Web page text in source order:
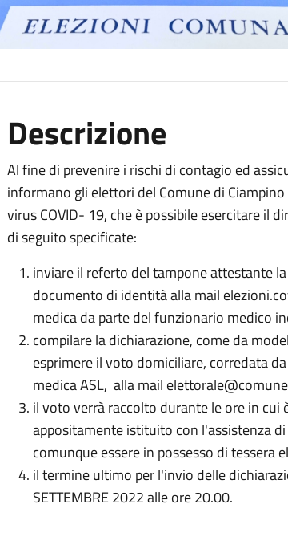
Descrizione
Al fine di prevenire i rischi di contagio ed
informano gli elettori del Comune di
virus COVID- 19, che è possibile esercitare il
di seguito specificate:
inviare il referto del tampone attestante
documento di identità alla mail
medica da parte del funzionario medico
compilare la dichiarazione, come da
esprimere il voto domiciliare, corredata
medica ASL, alla mail
il voto verrà raccolto durante le ore in cui
appositamente istituito con l'assistenza
comunque essere in possesso di
il termine ultimo per l'invio delle
SETTEMBRE 2022 alle ore 20.00.